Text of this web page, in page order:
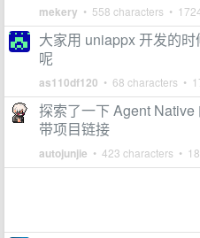
mekery • 558 characters •
大家用 uniappx 开发的
呢
as110df120 • 68 characters •
探索了一下 Agent
带项目链接
autojunjie • 423 characters •